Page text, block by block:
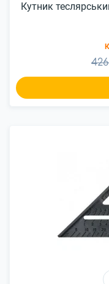
Кутник